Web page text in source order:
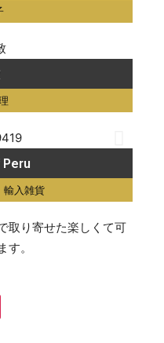
輸入雑貨
取り寄せた楽しくて可
。